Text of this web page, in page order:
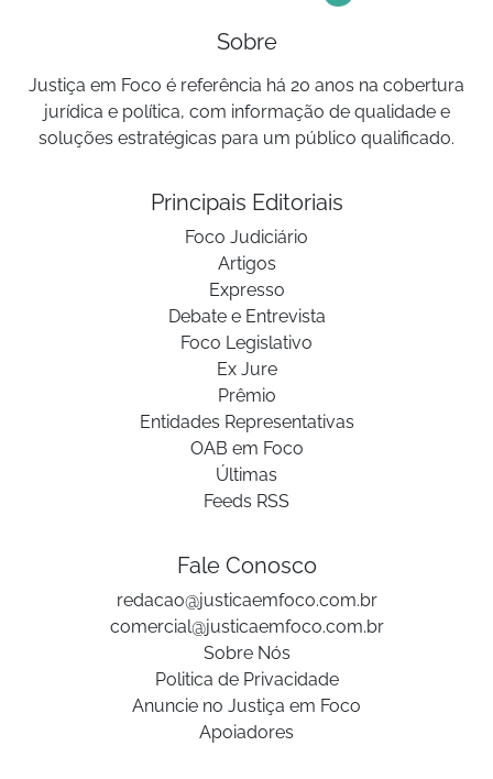
Sobre
Justiça em Foco é referência há 20 anos na cobertura
jurídica e política, com informação de qualidade e
soluções estratégicas para um público qualificado.
Principais Editoriais
Foco Judiciário
Artigos
Expresso
Debate e Entrevista
Foco Legislativo
Ex Jure
Prêmio
Entidades Representativas
OAB em Foco
Últimas
Feeds RSS
Fale Conosco
redacao@justicaemfoco.com.br
comercial@justicaemfoco.com.br
Sobre Nós
Politica de Privacidade
Anuncie no Justiça em Foco
Apoiadores